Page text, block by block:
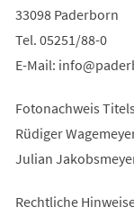
33098 Paderborn
Tel. 05251/88-0
E-Mail: info
Fotonachweis
Rüdiger
Julian
Rechtliche